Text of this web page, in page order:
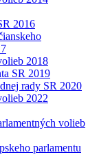
2016
2018
SR 2019
rady SR 2020
2022
volieb
parlamentu